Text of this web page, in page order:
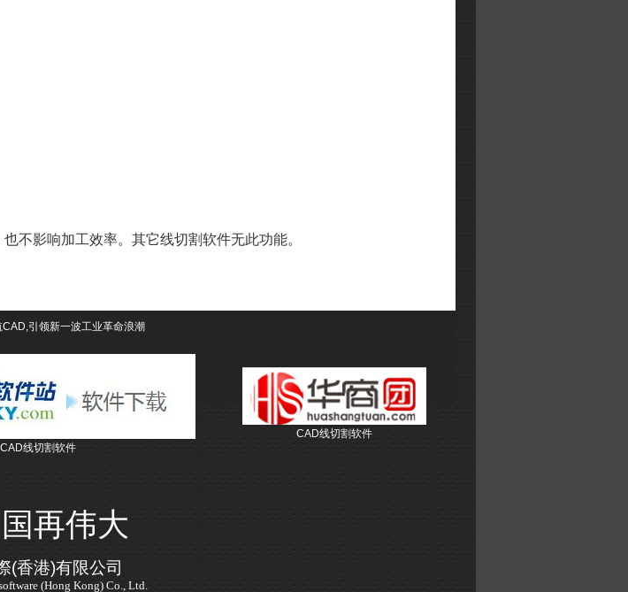
不影响加工效率。其它线切割软件无此功能。
CAD,引领新一波工业革命浪潮
CAD线切割软件
CAD线切割软件
再伟大
(香港)有限公司
(Hong Kong) Co., Ltd.